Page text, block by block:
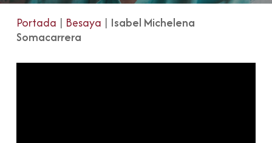
Portada | Besaya | Isabel Michelena
Somacarrera